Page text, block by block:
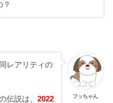
フッちゃん
レアリティの
伝説は、 2022